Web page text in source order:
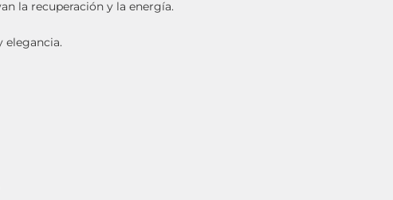
la recuperación y la energía.
elegancia.